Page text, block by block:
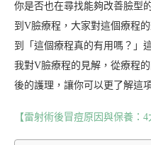
你是否也在尋找能夠改善臉型
到V臉療程，大家對這個療程
到「這個療程真的有用嗎？」
我對V臉療程的見解，從療程
後的護理，讓你可以更了解這
【雷射術後冒痘原因與保養：